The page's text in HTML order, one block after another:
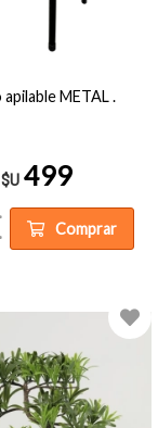
apilable METAL .
$U 499
Comprar